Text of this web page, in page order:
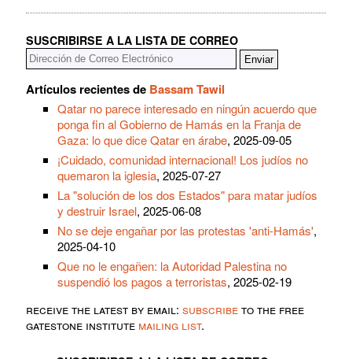
SUSCRIBIRSE A LA LISTA DE CORREO
Artículos recientes de Bassam Tawil
Qatar no parece interesado en ningún acuerdo que
ponga fin al Gobierno de Hamás en la Franja de
Gaza: lo que dice Qatar en árabe, 2025-09-05
¡Cuidado, comunidad internacional! Los judíos no
quemaron la iglesia, 2025-07-27
La "solución de los dos Estados" para matar judíos
y destruir Israel, 2025-06-08
No se deje engañar por las protestas 'anti-Hamás',
2025-04-10
Que no le engañen: la Autoridad Palestina no
suspendió los pagos a terroristas, 2025-02-19
receive the latest by email: subscribeto the free
gatestone institute mailing list.